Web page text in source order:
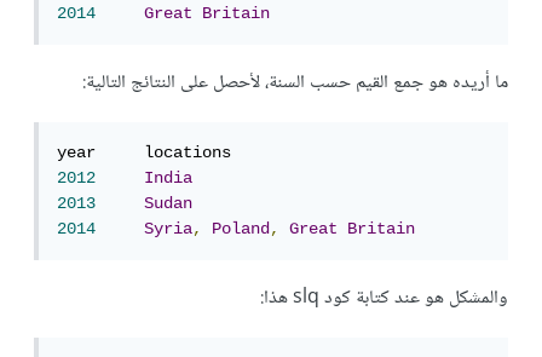
2014
Great Britain
ما أريده هو جمع القيم حسب السنة، لأحصل على النتائج التالية:
2012
India
2013
Sudan
2014
Syria, Poland, Great Britain
والمشكل هو عند كتابة كود slq هذا: